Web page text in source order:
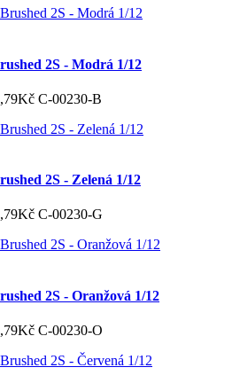
2S - Modrá 1/12
C-00230-B
2S - Zelená 1/12
C-00230-G
2S - Oranžová 1/12
C-00230-O